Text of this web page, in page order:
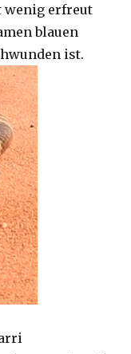
wenig erfreut
blauen
ist.